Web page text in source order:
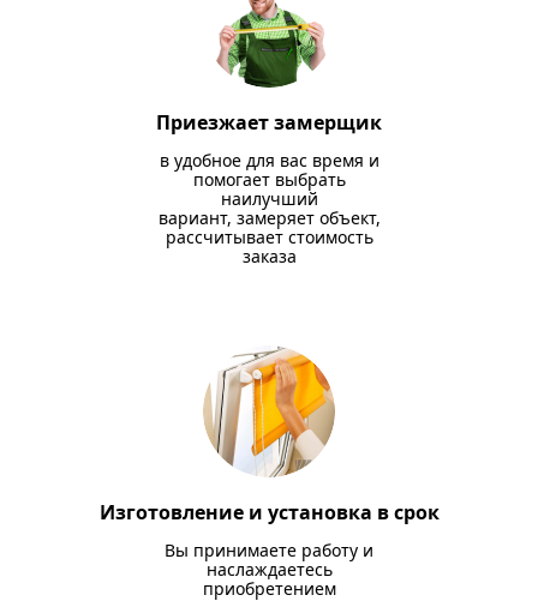
Приезжает замерщик
в удобное для вас время и
помогает выбрать
наилучший
вариант, замеряет объект,
рассчитывает стоимость
заказа
Изготовление и установка в срок
Вы принимаете работу и
наслаждаетесь
приобретением